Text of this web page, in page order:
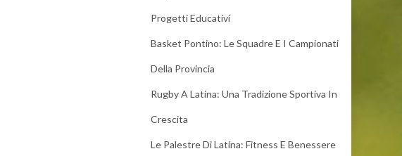
Progetti Educativi
Basket Pontino: Le Squadre E I Campionati
Della Provincia
Rugby A Latina: Una Tradizione Sportiva In
Crescita
Le Palestre Di Latina: Fitness E Benessere